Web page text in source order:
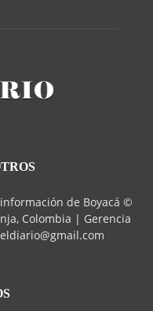
información de Boyacá ©
Colombia | Gerencia